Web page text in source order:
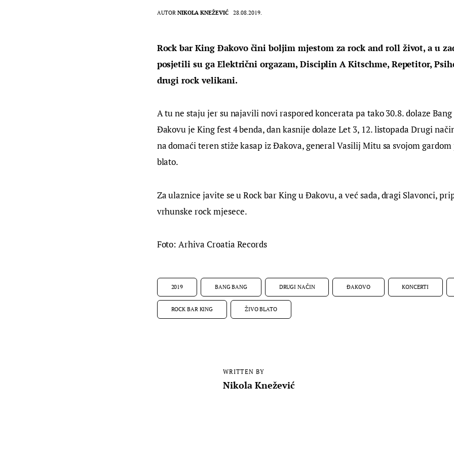
AUTOR NIKOLA KNEŽEVIĆ 28.08.2019.
Rock bar King Đakovo čini boljim mjestom za rock and roll život, a u
posjetili su ga Električni orgazam, Disciplin A Kitschme, Repetitor,
drugi rock velikani.
A tu ne staju jer su najavili novi raspored koncerata pa tako 30.8. dolaze Bang
Đakovu je King fest 4 benda, dan kasnije dolaze Let 3, 12. listopada Drugi
na domaći teren stiže kasap iz Đakova, general Vasilij Mitu sa svojom
blato.
Za ulaznice javite se u Rock bar King u Đakovu, a već sada, dragi Slavonci,
vrhunske rock mjesece.
Foto: Arhiva Croatia Records
2019 BANG BANG DRUGI NAČIN ĐAKOVO KONCERTI
ROCK BAR KING ŽIVO BLATO
WRITTEN BY
Nikola Knežević